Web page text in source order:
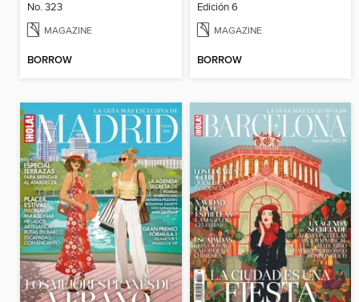
No. 323
MAGAZINE
BORROW
Edición 6
MAGAZINE
BORROW